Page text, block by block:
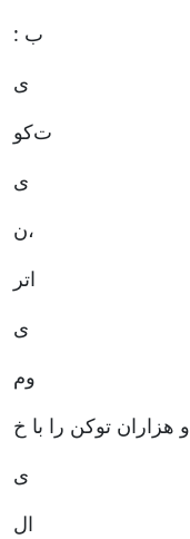
: ب
ی
ت‌کو
ی
ن،
اتر
ی
وم
و هزاران توکن را با خ
ی
ال